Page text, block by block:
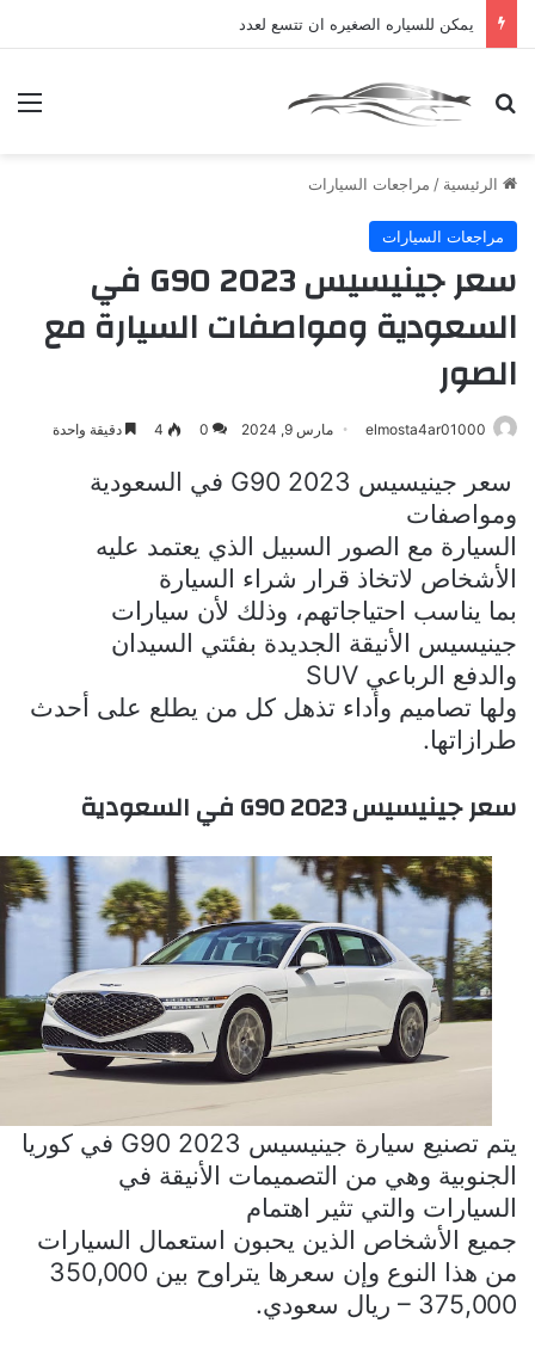
يمكن للسياره الصغيره ان تتسع لعدد
بحث عن
الرئيسية / مراجعات السيارات
مراجعات السيارات
سعر جينيسيس G90 2023 في
السعودية ومواصفات السيارة مع
الصور
elmosta4ar01000 مارس 9, 2024 0
4 دقيقة واحدة
سعر جينيسيس G90 2023 في السعودية
ومواصفات
السيارة مع الصور السبيل الذي يعتمد عليه
الأشخاص لاتخاذ قرار شراء السيارة
بما يناسب احتياجاتهم، وذلك لأن سيارات
جينيسيس الأنيقة الجديدة بفئتي السيدان
والدفع الرباعي SUV
ولها تصاميم وأداء تذهل كل من يطلع على أحدث
طرازاتها.
سعر جينيسيسG90 2023في السعودية
يتم تصنيع سيارة جينيسيس G90 2023 في كوريا
الجنوبية وهي من التصميمات الأنيقة في
السيارات والتي تثير اهتمام
جميع الأشخاص الذين يحبون استعمال السيارات
من هذا النوع وإن سعرها يتراوح بين 350,000
– 375,000 ريال سعودي.